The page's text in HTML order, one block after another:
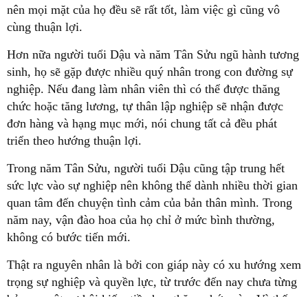
nên mọi mặt của họ đều sẽ rất tốt, làm việc gì cũng vô
cùng thuận lợi.
Hơn nữa người tuổi Dậu và năm Tân Sửu ngũ hành tương
sinh, họ sẽ gặp được nhiều quý nhân trong con đường sự
nghiệp. Nếu đang làm nhân viên thì có thể được thăng
chức hoặc tăng lương, tự thân lập nghiệp sẽ nhận được
đơn hàng và hạng mục mới, nói chung tất cả đều phát
triển theo hướng thuận lợi.
Trong năm Tân Sửu, người tuổi Dậu cũng tập trung hết
sức lực vào sự nghiệp nên không thể dành nhiều thời gian
quan tâm đến chuyện tình cảm của bản thân mình. Trong
năm nay, vận đào hoa của họ chỉ ở mức bình thường,
không có bước tiến mới.
Thật ra nguyên nhân là bởi con giáp này có xu hướng xem
trọng sự nghiệp và quyền lực, từ trước đến nay chưa từng